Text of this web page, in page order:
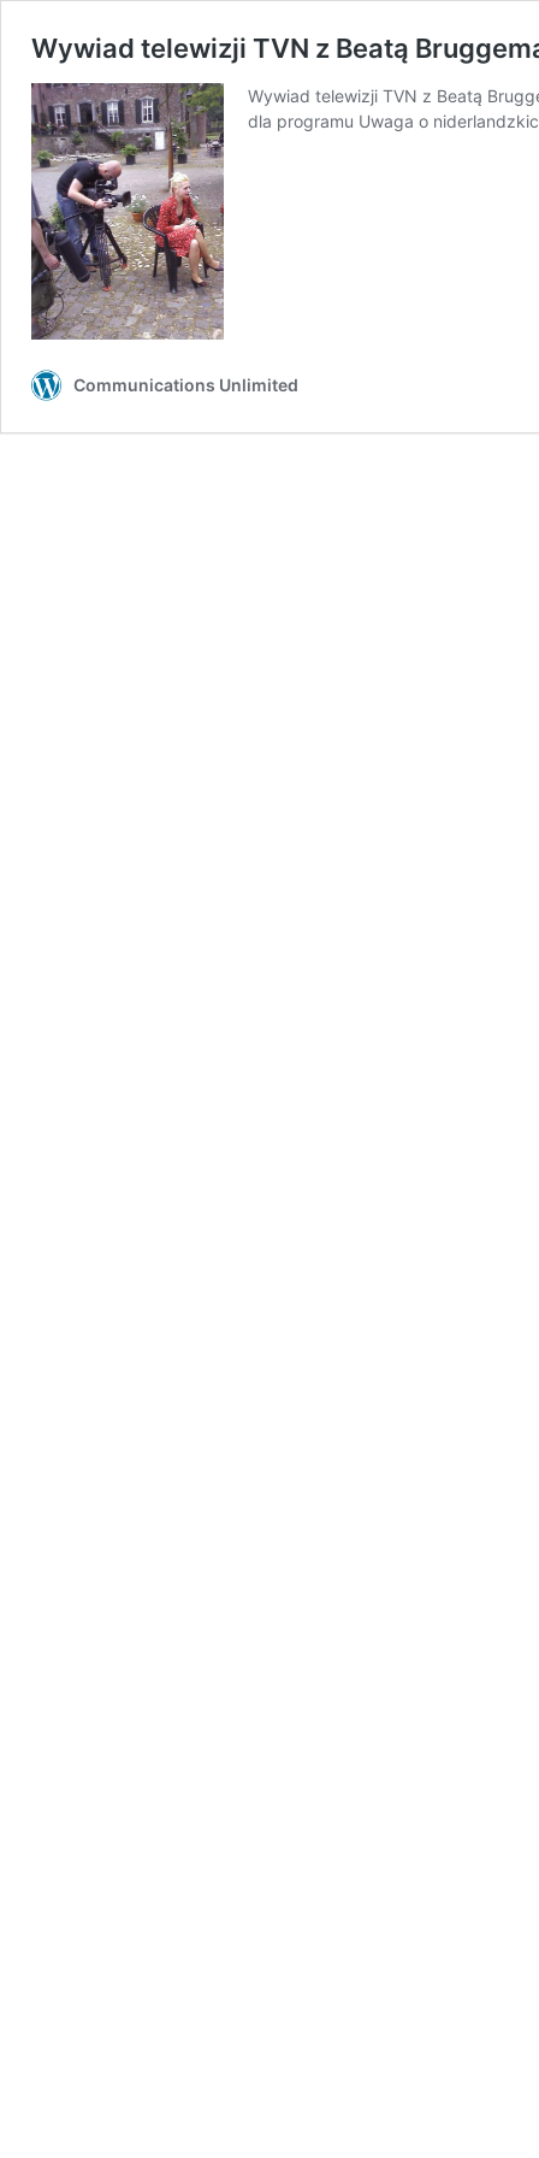
Wywiad telewizji TVN z Beatą
Wywiad telewizji TVN z Beatą
dla programu Uwaga o
Communications Unlimited